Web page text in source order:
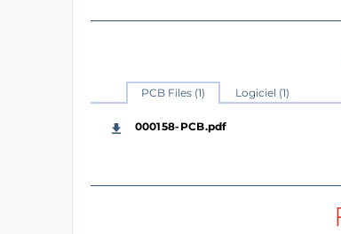
PCB Files (1) Logiciel (1)
000158-PCB.pdf